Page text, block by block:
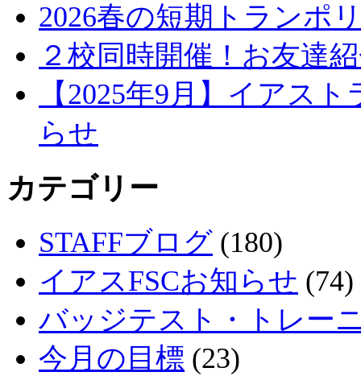
2026春の短期トランポ
２校同時開催！お友達
【2025年9月】イアス
らせ
カテゴリー
STAFFブログ (180)
イアスFSCお知らせ (74)
バッジテスト・トレー
今月の目標 (23)